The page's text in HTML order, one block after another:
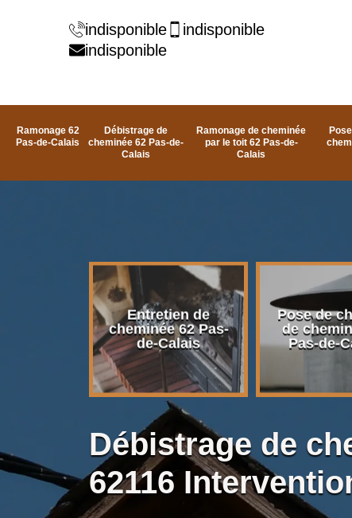
indisponible
indisponible
indisponible
Ramonage 62
Pas-de-Calais
Débistrage de
cheminée 62 Pas-de-
Calais
Ramonage de cheminée
par le toit 62 Pas-de-
Calais
Entretien de
cheminée 62 Pas-
de-Calais
Pose de
de
Pas-de-
Débistrage de
62116